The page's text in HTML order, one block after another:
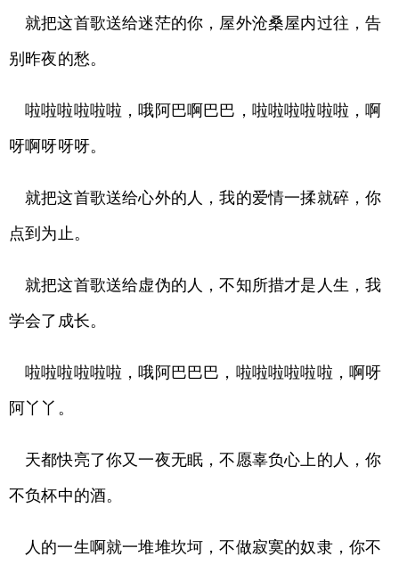
就把这首歌送给迷茫的你，屋外沧桑屋内过往，告
别昨夜的愁。
啦啦啦啦啦啦，哦阿巴啊巴巴，啦啦啦啦啦啦，啊
呀啊呀呀呀。
就把这首歌送给心外的人，我的爱情一揉就碎，你
点到为止。
就把这首歌送给虚伪的人，不知所措才是人生，我
学会了成长。
啦啦啦啦啦啦，哦阿巴巴巴，啦啦啦啦啦啦，啊呀
阿丫丫。
天都快亮了你又一夜无眠，不愿辜负心上的人，你
不负杯中的酒。
人的一生啊就一堆堆坎坷，不做寂寞的奴隶，你不